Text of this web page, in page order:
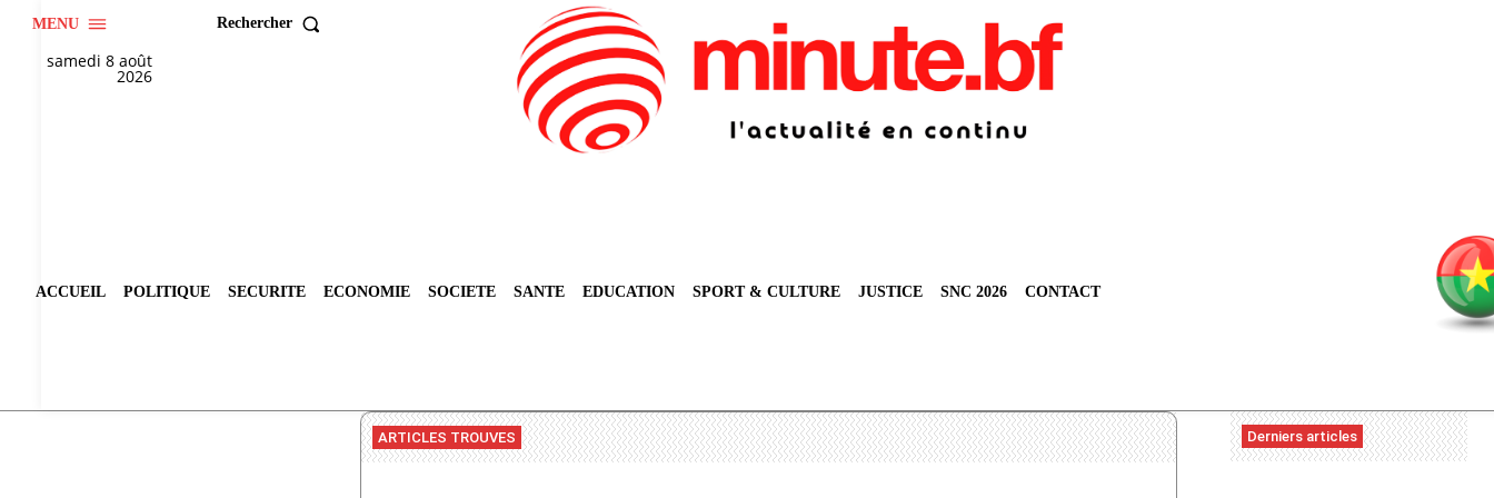
MENU Rechercher
samedi 8 août
2026
ACCUEIL POLITIQUE SECURITE ECONOMIE SOCIETE SANTE EDUCATION SPORT & CULTURE JUSTICE SNC 2026 CONTACT
ARTICLES TROUVES Derniers articles